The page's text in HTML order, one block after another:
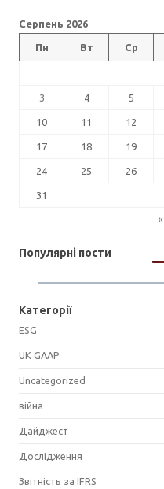
Серпень 2026
Пн Вт Ср
3 4 5
10 11 12
17 18 19
24 25 26
31
Популярні пости
Категорії
ESG
UK GAAP
Uncategorized
війна
Дайджест
Дослідження
Звітність за IFRS